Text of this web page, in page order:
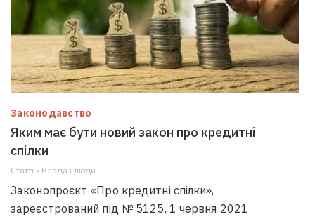
Законодавство
Яким має бути новий закон про кредитні
спілки
Статті • Влада i люди
Законопроєкт «Про кредитні спілки»,
зареєстрований під № 5125, 1 червня 2021